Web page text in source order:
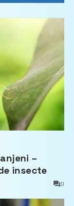
–
insecte
0